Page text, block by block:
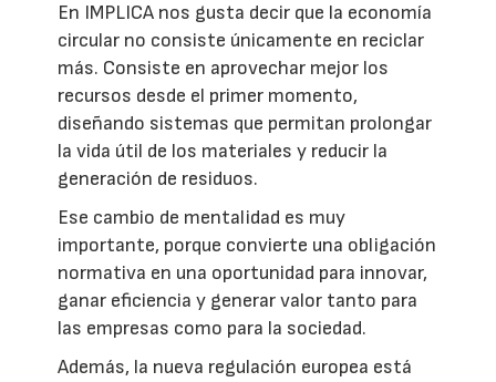
En IMPLICA nos gusta decir que la economía
circular no consiste únicamente en reciclar
más. Consiste en aprovechar mejor los
recursos desde el primer momento,
diseñando sistemas que permitan prolongar
la vida útil de los materiales y reducir la
generación de residuos.
Ese cambio de mentalidad es muy
importante, porque convierte una obligación
normativa en una oportunidad para innovar,
ganar eficiencia y generar valor tanto para
las empresas como para la sociedad.
Además, la nueva regulación europea está